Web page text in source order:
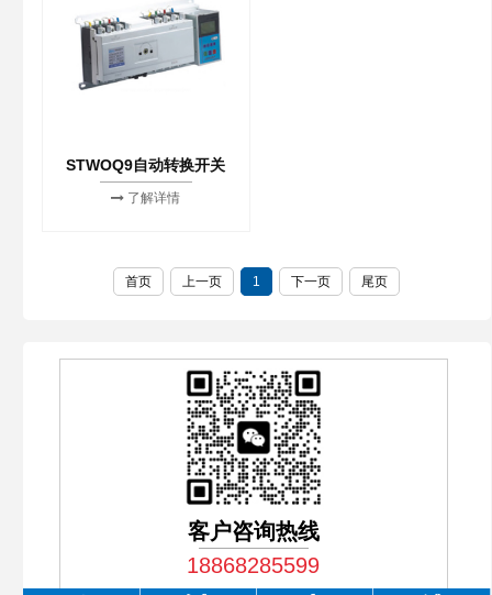
STWOQ9自动转换开关
了解详情
首页 上一页 1 下一页 尾页
客户咨询热线
18868285599